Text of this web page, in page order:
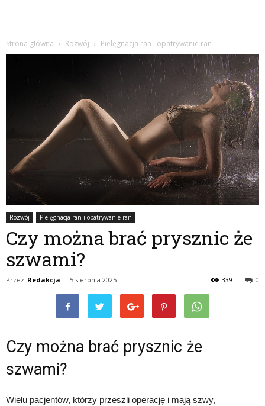
Strona główna Rozwój Pielęgnacja ran i opatrywanie ran
Rozwój Pielęgnacja ran i opatrywanie ran
Czy można brać prysznic że
szwami?
Przez Redakcja - 5 sierpnia 2025 0
339
Czy można brać prysznic że
szwami?
Wielu pacjentów, którzy przeszli operację i mają szwy,